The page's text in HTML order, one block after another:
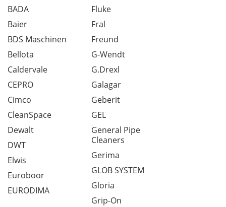
BADA
Baier
BDS Maschinen
Bellota
Caldervale
CEPRO
Cimco
CleanSpace
Dewalt
DWT
Elwis
Euroboor
EURODIMA
Fluke
Fral
Freund
G-Wendt
G.Drexl
Galagar
Geberit
GEL
General Pipe
Cleaners
Gerima
GLOB SYSTEM
Gloria
Grip-On